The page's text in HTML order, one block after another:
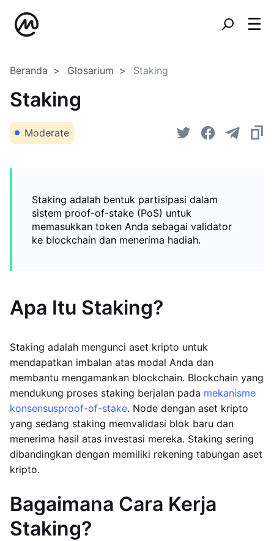
Beranda Glosarium Staking
Staking
Moderate
Staking adalah bentuk partisipasi dalam
sistem proof-of-stake (PoS) untuk
memasukkan token Anda sebagai validator
ke blockchain dan menerima hadiah.
Apa Itu Staking?
Staking adalah mengunci aset kripto untuk
mendapatkan imbalan atas modal Anda dan
membantu mengamankan blockchain. Blockchain yang
mendukung proses staking berjalan pada mekanisme
konsensusproof-of-stake. Node dengan aset kripto
yang sedang staking memvalidasi blok baru dan
menerima hasil atas investasi mereka. Staking sering
dibandingkan dengan memiliki rekening tabungan aset
kripto.
Bagaimana Cara Kerja
Staking?